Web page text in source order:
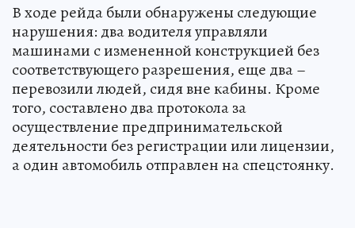
В ходе рейда были обнаружены следующие
нарушения: два водителя управляли
машинами с измененной конструкцией без
соответствующего разрешения, еще два –
перевозили людей, сидя вне кабины. Кроме
того, составлено два протокола за
осуществление предпринимательской
деятельности без регистрации или лицензии,
а один автомобиль отправлен на спецстоянку.